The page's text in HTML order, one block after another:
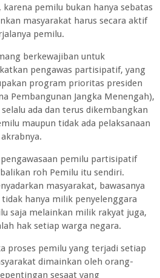
pemilu bukan hanya sebatas
masyarakat harus secara aktif
pemilu.
berkewajiban untuk
pengawas partisipatif, yang
program prioritas presiden
Pembangunan Jangka Menengah),
ada dan terus dikembangkan
maupun tidak ada pelaksanaan
pemilu partisipatif
roh Pemilu itu sendiri.
masyarakat, bawasanya
hanya milik penyelenggara
saja melainkan milik rakyat juga,
hak setiap warga negara.
proses pemilu yang terjadi setiap
dimainkan oleh orang-
sesaat yang